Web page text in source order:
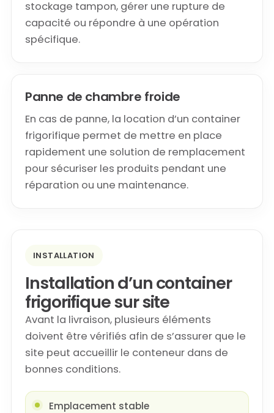
stockage tampon, gérer une rupture de
capacité ou répondre à une opération
spécifique.
Panne de chambre froide
En cas de panne, la location d’un container
frigorifique permet de mettre en place
rapidement une solution de remplacement
pour sécuriser les produits pendant une
réparation ou une maintenance.
INSTALLATION
Installation d’un container
frigorifique sur site
Avant la livraison, plusieurs éléments
doivent être vérifiés afin de s’assurer que le
site peut accueillir le conteneur dans de
bonnes conditions.
Emplacement stable